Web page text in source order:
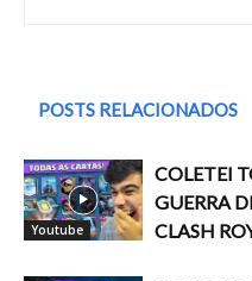
POSTS RELACIONADOS
Youtube
COLETEI
GUERRA
CLASH